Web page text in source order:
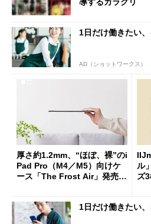
導するカラクリ
1日だけ働きたい
AD（ショットワークス）
厚さ約1.2mm、“ほぼ、裸”のi
Pad Pro（M4／M5）向けケ
ース「The Frost Air」発売
ル
ズ
1日だけ働きたい